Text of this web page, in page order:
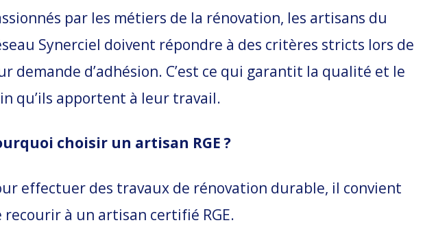
par les métiers de la rénovation, les artisans du
Synerciel doivent répondre à des critères stricts lors de
demande d’adhésion. C’est ce qui garantit la qualité et le
qu’ils apportent à leur travail.
choisir un artisan RGE ?
effectuer des travaux de rénovation durable, il convient
recourir à un artisan certifié RGE.